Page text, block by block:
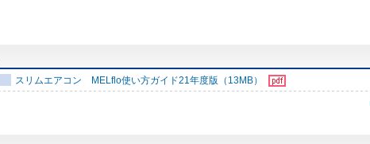
スリムエアコン MELflo使い方ガイド21年度版（13MB）